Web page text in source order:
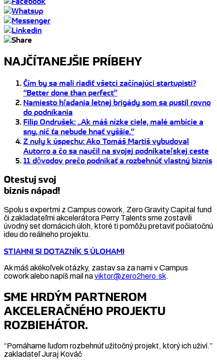
NAJČÍTANEJŠIE PRÍBEHY
Čím by sa mali riadiť všetci začínajúci startupisti?
“Better done than perfect”
Namiesto hľadania letnej brigády som sa pustil rovno
do podnikania
Filip Ondrušek: „Ak máš nízke ciele, malé ambície a
sny, nič ťa nebude hnať vyššie.“
Z nuly k úspechu: Ako Tomáš Martiš vybudoval
Autorro a čo sa naučil na svojej podnikateľskej ceste
11 dôvodov prečo podnikať a rozbehnúť vlastný biznis
Otestuj svoj
biznis nápad!
Spolu s expertmi z Campus cowork, Zero Gravity Capital fund
či zakladateľmi akcelerátora Perry Talents sme zostavili
úvodný set domácich úloh, ktoré ti pomôžu pretaviť počiatočnú
ideu do reálneho projektu.
STIAHNI SI DOTAZNÍK S ÚLOHAMI
Ak máš akékoľvek otázky, zastav sa za nami v Campus
cowork alebo napíš mail naviktor@zero2hero.sk.
SME HRDÝM PARTNEROM
AKCELERAČNÉHO PROJEKTU
ROZBIEHÁTOR.
“Pomáhame ľuďom rozbehnúť užitočný projekt, ktorý ich uživí.”
zakladateľ Juraj Kováč